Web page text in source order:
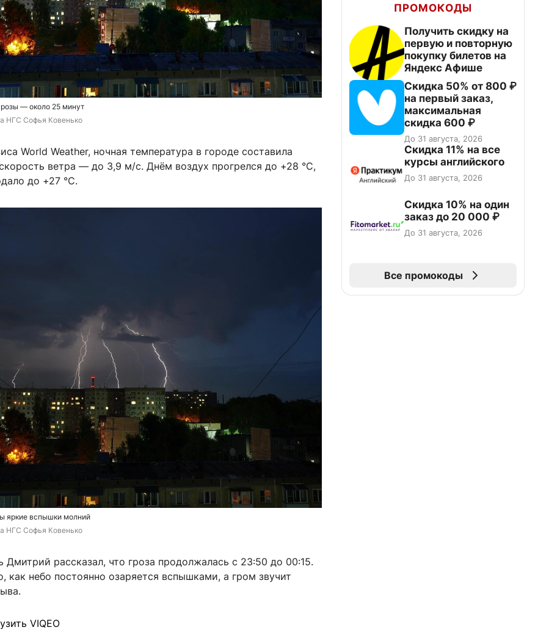
— около 25 минут
НГС Софья Ковенько
World Weather, ночная температура в городе составила
ветра — до 3,9 м/с. Днём воздух прогрелся до +28 °C,
до +27 °C.
яркие вспышки молний
НГС Софья Ковенько
рассказал, что гроза продолжалась с 23:50 до 00:15.
как небо постоянно озаряется вспышками, а гром звучит
VIQEO
ПРОМОКОДЫ
Получить скидку на
первую и повторную
покупку билетов на
Яндекс Афише
Скидка 50% от 800 ₽
на первый заказ,
максимальная
скидка 600 ₽
До 31 августа, 2026
Скидка 11% на все
курсы английского
До 31 августа, 2026
Скидка 10% на один
заказ до 20 000 ₽
До 31 августа, 2026
Все промокоды